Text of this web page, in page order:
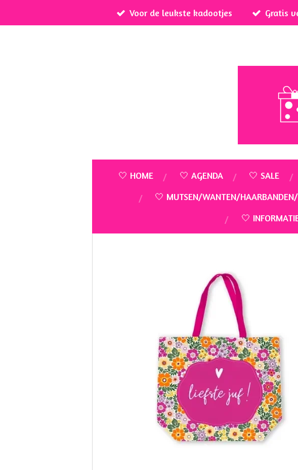
Voor de leukste kadootjes Gratis
🤍 HOME 🤍 AGENDA 🤍 SALE
🤍 MUTSEN/WANTEN/HAARBANDEN/
🤍